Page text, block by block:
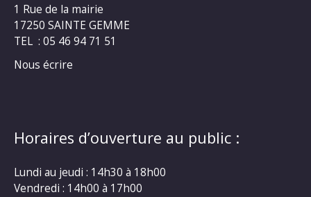
1 Rue de la mairie
17250 SAINTE GEMME
TEL : 05 46 94 71 51
Nous écrire
Horaires d’ouverture au public :
Lundi au jeudi : 14h30 à 18h00
Vendredi : 14h00 à 17h00